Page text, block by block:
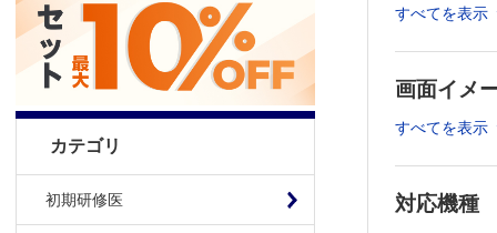
カテゴリ
初期研修医
すべてを表示
画面イメ
すべてを表示
対応機種